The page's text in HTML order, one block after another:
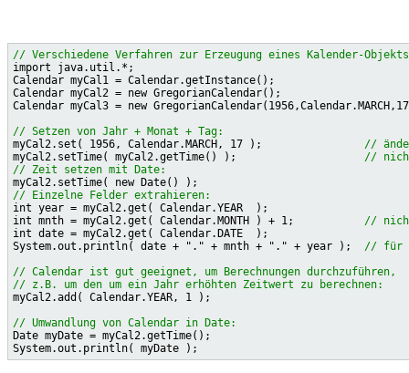
// Verschiedene Verfahren zur Erzeugung eines Kalender-
import java.util.*;
Calendar myCal1 =
Calendar myCal2 = new
Calendar myCal3 = new
// Setzen von Jahr + Monat + Tag:
myCal2.set( 1956, Calendar.MARCH, 17 ); //
myCal2.setTime( myCal2.getTime() ); //
// Zeit setzen mit Date:
// Einzelne Felder extrahieren:
int year = myCal2.get( Calendar.YEAR  );
int mnth = myCal2.get( Calendar.MONTH ) + 1; //
int date = myCal2.get( Calendar.DATE  );
System.out.println( date + "." + mnth + "." + year ); // für
// Calendar ist gut geeignet, um Berechnungen durchzuführen,
// z.B. um den um ein Jahr erhöhten Zeitwert zu berechnen:
myCal2.add( Calendar.YEAR, 1 );
// Umwandlung von Calendar in Date:
Date myDate = myCal2.getTime();